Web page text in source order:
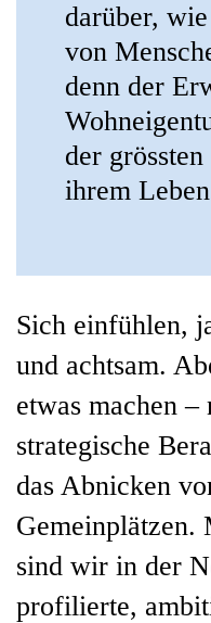
darüber,
von
denn der
der
ihrem
Sich einfühlen,
und achtsam.
etwas machen –
strategische
das Abnicken
Gemeinplätzen.
sind wir in der
profilierte,